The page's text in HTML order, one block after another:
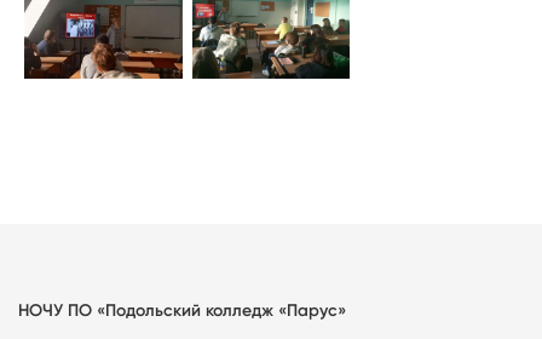
НОЧУ ПО «Подольский колледж «Парус»